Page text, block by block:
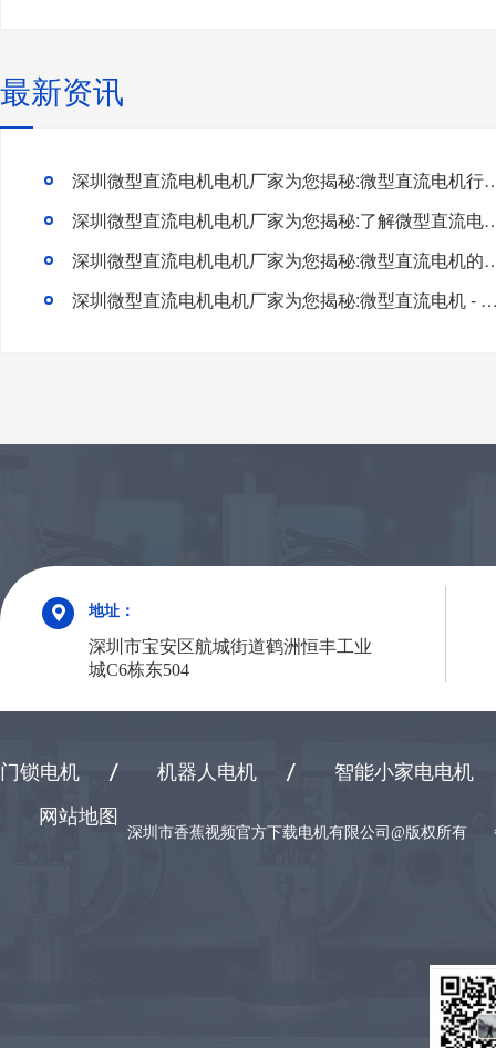
最新资讯
深圳微型直流电机电机厂家为您
深圳微型直流电机电机厂家为您揭
深圳微型直流电机电机厂家为
深圳微型直流电机电机厂家为您揭秘:微型直流
地址：
深圳市宝安区航城街道鹤洲恒丰工业
城C6栋东504
门锁电机 机器人电机
智能小家电电机
网站地图
深圳市香蕉视频官方下载电机有限公司@版权所有